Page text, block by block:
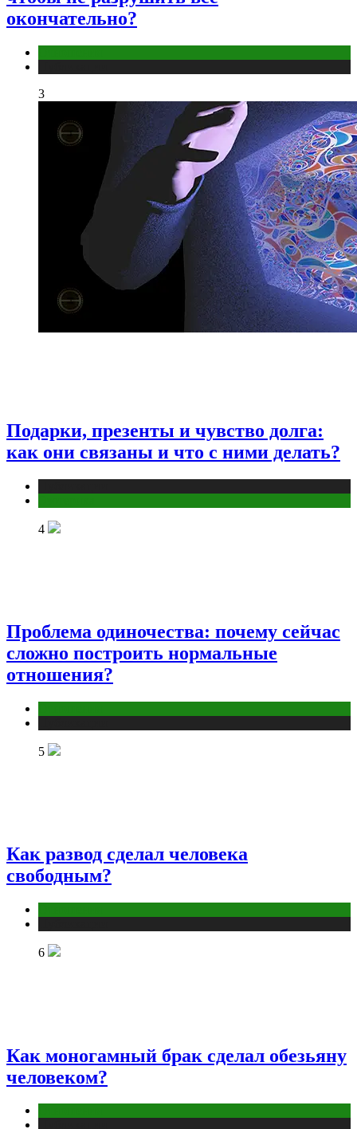
окончательно?
3
Подарки, презенты и чувство долга:
как они связаны и что с ними делать?
4
Проблема одиночества: почему сейчас
сложно построить нормальные
отношения?
5
Как развод сделал человека
свободным?
6
Как моногамный брак сделал обезьяну
человеком?